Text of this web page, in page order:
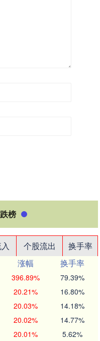
榜
个股流出
换手率
涨幅
换手率
396.89% 79.39%
20.21% 16.80%
20.03% 14.18%
20.02% 14.77%
20.01% 5.62%